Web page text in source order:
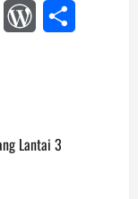
TelegramWordPress
Lantai 3